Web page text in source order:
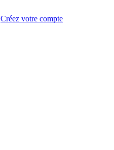
Créez votre compte